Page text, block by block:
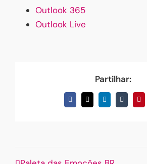
Outlook 365
Outlook Live
Partilhar:
Facebook
X LinkedInTumblr